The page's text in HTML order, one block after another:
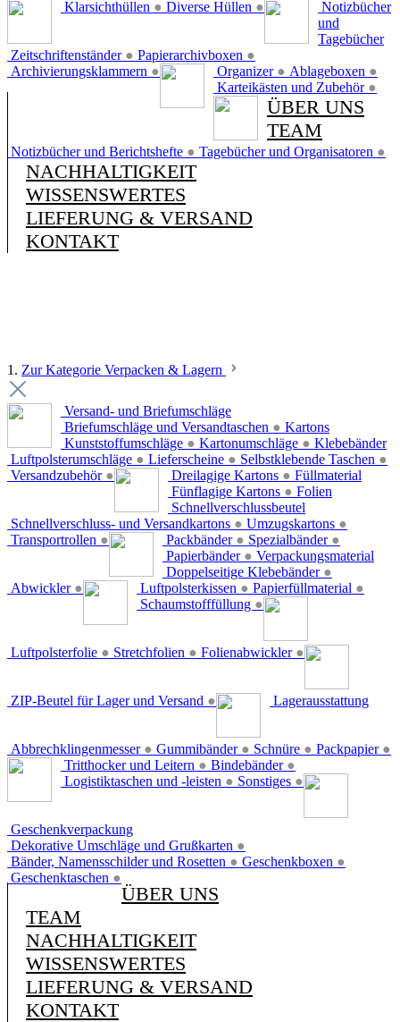
Klarsichthüllen ● Diverse Hüllen ●
Zeitschriftenständer ● Papierarchivboxen ●
Archivierungsklammern ● Organizer ● Ablageboxen ●
Karteikästen und Zubehör ●
Notizbücher
und
Tagebücher
Notizbücher und Berichtshefte ● Tagebücher und Organisatoren ●
ÜBER UNS
TEAM
NACHHALTIGKEIT
WISSENSWERTES
LIEFERUNG & VERSAND
KONTAKT
1. Zur Kategorie Verpacken & Lagern
Versand- und Briefumschläge
Briefumschläge und Versandtaschen ●
Kunststoffumschläge ● Kartonumschläge ●
Luftpolsterumschläge ● Lieferscheine ● Selbstklebende Taschen ●
Versandzubehör ●
Kartons
Dreilagige Kartons ●
Fünflagige Kartons ●
Schnellverschluss- und Versandkartons ● Umzugskartons ●
Transportrollen ●
Klebebänder
Packbänder ● Spezialbänder ●
Papierbänder ●
Doppelseitige Klebebänder ●
Abwickler ●
Füllmaterial
Luftpolsterkissen ● Papierfüllmaterial ●
Schaumstofffüllung ●
Folien
Luftpolsterfolie ● Stretchfolien ● Folienabwickler ●
Schnellverschlussbeutel
ZIP-Beutel für Lager und Versand ●
Verpackungsmaterial
Abbrechklingenmesser ● Gummibänder ● Schnüre ● Packpapier ●
Lagerausstattung
Tritthocker und Leitern ● Bindebänder ●
Logistiktaschen und -leisten ● Sonstiges ●
Geschenkverpackung
Dekorative Umschläge und Grußkarten ●
Bänder, Namensschilder und Rosetten ● Geschenkboxen ●
Geschenktaschen ●
ÜBER UNS
TEAM
NACHHALTIGKEIT
WISSENSWERTES
LIEFERUNG & VERSAND
KONTAKT